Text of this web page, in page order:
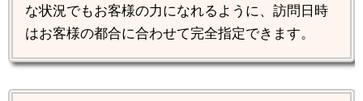
な状況でもお客様の力になれるように、訪問日時
はお客様の都合に合わせて完全指定できます。